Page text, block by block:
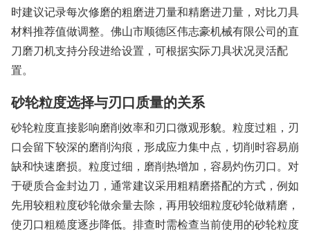
时建议记录每次修磨的粗磨进刀量和精磨进刀量，对比刀具
材料推荐值做调整。佛山市顺德区伟志豪机械有限公司的直
刀磨刀机支持分段进给设置，可根据实际刀具状况灵活配
置。
砂轮粒度选择与刃口质量的关系
砂轮粒度直接影响磨削效率和刃口微观形貌。粒度过粗，刃
口会留下较深的磨削沟痕，形成应力集中点，切削时容易崩
缺和快速磨损。粒度过细，磨削热增加，容易灼伤刃口。对
于硬质合金封边刀，通常建议采用粗精磨搭配的方式，例如
先用较粗粒度砂轮做余量去除，再用较细粒度砂轮做精磨，
使刃口粗糙度逐步降低。排查时需检查当前使用的砂轮粒度